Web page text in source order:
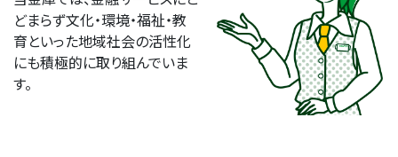
どまらず文化・環境・福祉・教
育といった地域社会の活性化
にも積極的に取り組んでいま
す。